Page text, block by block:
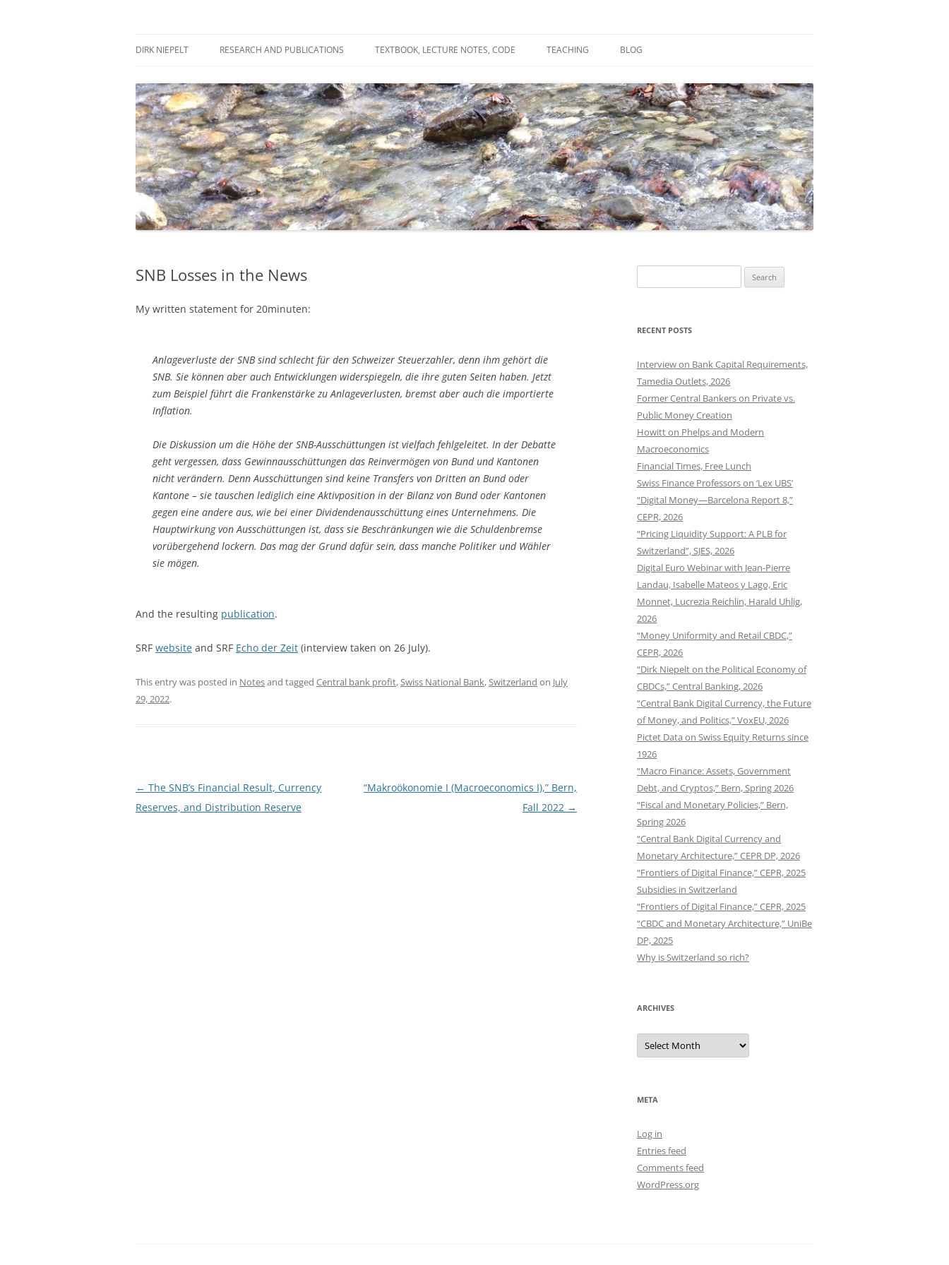
DIRK NIEPELT RESEARCH AND PUBLICATIONS TEXTBOOK, LECTURE NOTES, CODE TEACHING BLOG
CONTRIBUTIONS
TEACHING
NOTES
SNB Losses in the News
My written statement for 20minuten:
Anlageverluste der SNB sind schlecht für den Schweizer Steuerzahler, denn ihm gehört die
SNB. Sie können aber auch Entwicklungen widerspiegeln, die ihre guten Seiten haben. Jetzt
zum Beispiel führt die Frankenstärke zu Anlageverlusten, bremst aber auch die importierte
Inflation.
Die Diskussion um die Höhe der SNB-Ausschüttungen ist vielfach fehlgeleitet. In der Debatte
geht vergessen, dass Gewinnausschüttungen das Reinvermögen von Bund und Kantonen
nicht verändern. Denn Ausschüttungen sind keine Transfers von Dritten an Bund oder
Kantone – sie tauschen lediglich eine Aktivposition in der Bilanz von Bund oder Kantonen
gegen eine andere aus, wie bei einer Dividendenausschüttung eines Unternehmens. Die
Hauptwirkung von Ausschüttungen ist, dass sie Beschränkungen wie die Schuldenbremse
vorübergehend lockern. Das mag der Grund dafür sein, dass manche Politiker und Wähler
sie mögen.
And the resulting publication.
SRF website and SRF Echo der Zeit (interview taken on 26 July).
This entry was posted in Notesand tagged Central bank profit,Swiss National Bank,Switzerland on July
29, 2022.
Post
navigation
← The SNB’s Financial Result, Currency
Reserves, and Distribution Reserve
“Makroökonomie I (Macroeconomics I),” Bern,
Fall 2022 →
for:
RECENT POSTS
Interview on Bank Capital Requirements,
Tamedia Outlets, 2026
Former Central Bankers on Private vs.
Public Money Creation
Howitt on Phelps and Modern
Macroeconomics
Financial Times, Free Lunch
Swiss Finance Professors on ‘Lex UBS’
“Digital Money—Barcelona Report 8,”
CEPR, 2026
“Pricing Liquidity Support: A PLB for
Switzerland”, SJES, 2026
Digital Euro Webinar with Jean-Pierre
Landau, Isabelle Mateos y Lago, Eric
Monnet, Lucrezia Reichlin, Harald Uhlig,
2026
“Money Uniformity and Retail CBDC,”
CEPR, 2026
“Dirk Niepelt on the Political Economy of
CBDCs,” Central Banking, 2026
“Central Bank Digital Currency, the Future
of Money, and Politics,” VoxEU, 2026
Pictet Data on Swiss Equity Returns since
1926
“Macro Finance: Assets, Government
Debt, and Cryptos,” Bern, Spring 2026
“Fiscal and Monetary Policies,” Bern,
Spring 2026
“Central Bank Digital Currency and
Monetary Architecture,” CEPR DP, 2026
“Frontiers of Digital Finance,” CEPR, 2025
Subsidies in Switzerland
“Frontiers of Digital Finance,” CEPR, 2025
“CBDC and Monetary Architecture,” UniBe
DP, 2025
Why is Switzerland so rich?
ARCHIVES
Archives
META
Log in
Entries feed
Comments feed
WordPress.org